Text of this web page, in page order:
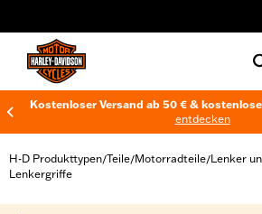
Kostenloser Versand ab 50 € &
entdecken
H-D Produkttypen/Teile/Motorradteile/Lenker
Lenkergriffe